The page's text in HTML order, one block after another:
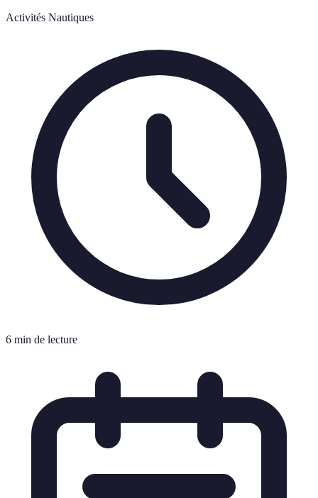
Activités Nautiques
6 min de lecture